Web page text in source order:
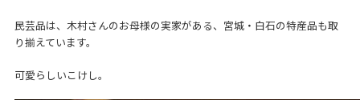
民芸品は、木村さんのお母様の実家がある、宮城・白石の特産品も取
り揃えています。
可愛らしいこけし。